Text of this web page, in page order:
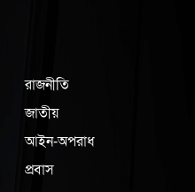
রাজনীতি
জাতীয়
আইন-অপরাধ
প্রবাস